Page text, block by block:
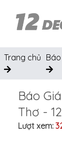
Trang chủ
Báo
Thơ -
Lượt xem: